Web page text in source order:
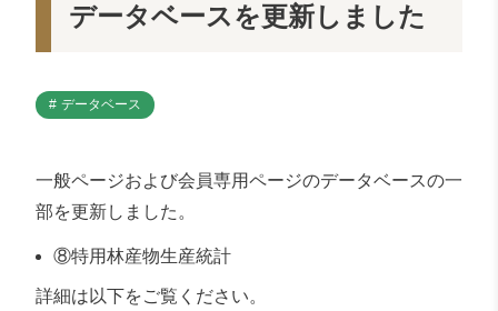
データベースを更新しました
データベース
一般ページおよび会員専用ページのデータベースの一
部を更新しました。
⑧特用林産物生産統計
詳細は以下をご覧ください。